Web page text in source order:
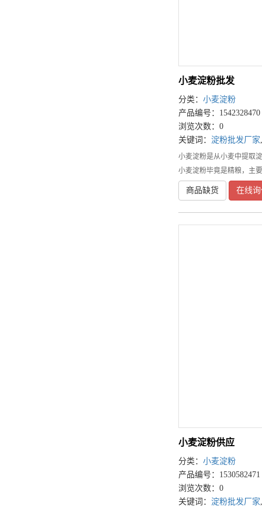
小麦淀粉批发
分类： 小麦淀粉
产品编号：1542328470
浏览次数：0
关键词： 淀粉批发厂家,
小麦淀粉是从小麦中提取
小麦淀粉毕竟是精粮，主
商品缺货 在线
小麦淀粉供应
分类： 小麦淀粉
产品编号：1530582471
浏览次数：0
关键词： 淀粉批发厂家,